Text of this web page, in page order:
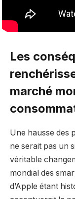
Les
marché
Une hausse des
ne serait pas un
véritable
mondial des
d’Apple étant